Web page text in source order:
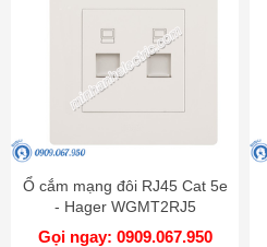
Ổ cắm mạng đôi RJ45 Cat 5e
- Hager WGMT2RJ5
Gọi ngay: 0909.067.950